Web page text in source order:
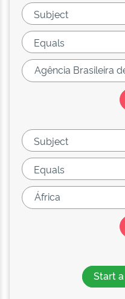
Start